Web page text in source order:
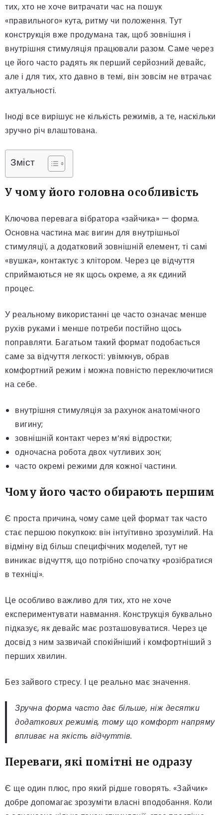
тих, хто не хоче витрачати час на пошук
«правильного» кута, ритму чи положення. Тут
конструкція вже продумана так, щоб зовнішня і
внутрішня стимуляція працювали разом. Саме через
це його часто радять як перший серйозний девайс,
але і для тих, хто давно в темі, він зовсім не втрачає
актуальності.
Іноді все вирішує не кількість режимів, а те, наскільки
зручно річ влаштована.
Зміст
У чому його головна особливість
Ключова перевага вібратора «зайчика» — форма.
Основна частина має вигин для внутрішньої
стимуляції, а додатковий зовнішній елемент, ті самі
«вушка», контактує з клітором. Через це відчуття
сприймаються не як щось окреме, а як єдиний
процес.
У реальному використанні це часто означає менше
рухів руками і менше потреби постійно щось
поправляти. Багатьом такий формат подобається
саме за відчуття легкості: увімкнув, обрав
комфортний режим і можна повністю переключитися
на себе.
внутрішня стимуляція за рахунок анатомічного
вигину;
зовнішній контакт через м’які відростки;
одночасна робота двох чутливих зон;
часто окремі режими для кожної частини.
Чому його часто обирають першим
Є проста причина, чому саме цей формат так часто
стає першою покупкою: він інтуїтивно зрозумілий. На
відміну від більш специфічних моделей, тут не
виникає відчуття, що потрібно спочатку «розібратися
в техніці».
Це особливо важливо для тих, хто не хоче
експериментувати навмання. Конструкція буквально
підказує, як девайс має розташовуватися. Через це
досвід з ним зазвичай спокійніший і комфортніший з
перших хвилин.
Без зайвого стресу. І це реально має значення.
Зручна форма часто дає більше, ніж десятки
додаткових режимів, тому що комфорт напряму
впливає на якість відчуттів.
Переваги, які помітні не одразу
Є ще один плюс, про який рідше говорять. «Зайчик»
добре допомагає зрозуміти власні вподобання. Коли